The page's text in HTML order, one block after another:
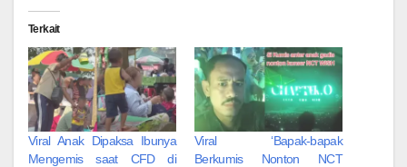
Terkait
Viral Anak Dipaksa Ibunya
Mengemis saat CFD di
Viral ‘Bapak-bapak
Berkumis Nonton NCT